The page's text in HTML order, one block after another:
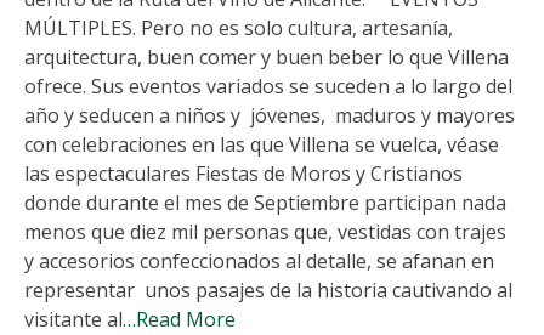
MÚLTIPLES. Pero no es solo cultura, artesanía,
arquitectura, buen comer y buen beber lo que Villena
ofrece. Sus eventos variados se suceden a lo largo del
año y seducen a niños y jóvenes, maduros y mayores
con celebraciones en las que Villena se vuelca, véase
las espectaculares Fiestas de Moros y Cristianos
donde durante el mes de Septiembre participan nada
menos que diez mil personas que, vestidas con trajes
y accesorios confeccionados al detalle, se afanan en
representar unos pasajes de la historia cautivando al
visitante al…Read More